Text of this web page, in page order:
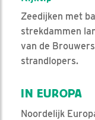
Zeedijken met
strekdammen
van de
strandlopers.
IN EUROPA
Noordelijk